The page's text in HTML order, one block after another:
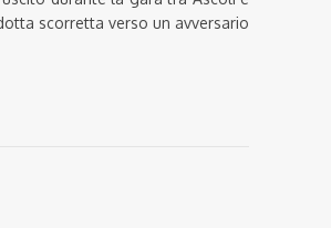
scorretta verso un avversario